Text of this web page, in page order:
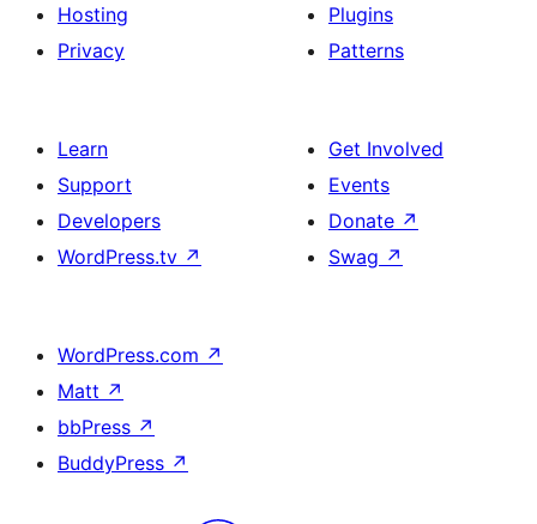
Hosting
Privacy
Plugins
Patterns
Learn
Support
Developers
WordPress.tv ↗
Get Involved
Events
Donate ↗
Swag ↗
WordPress.com ↗
Matt ↗
bbPress ↗
BuddyPress ↗